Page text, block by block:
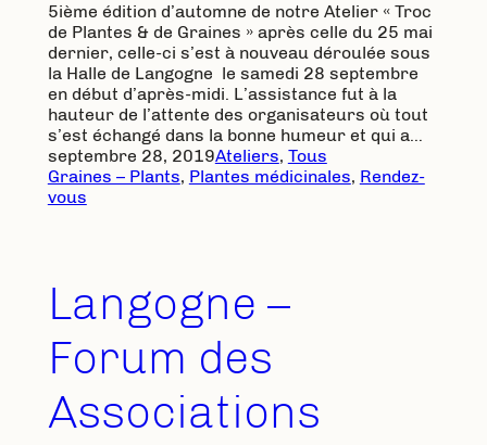
5ième édition d’automne de notre Atelier « Troc
de Plantes & de Graines » après celle du 25 mai
dernier, celle-ci s’est à nouveau déroulée sous
la Halle de Langogne le samedi 28 septembre
en début d’après-midi. L’assistance fut à la
hauteur de l’attente des organisateurs où tout
s’est échangé dans la bonne humeur et qui a…
septembre 28, 2019Ateliers, Tous
Graines – Plants, Plantes médicinales, Rendez-
vous
Langogne –
Forum des
Associations